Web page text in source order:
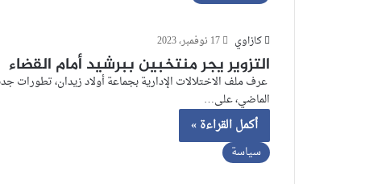
كازاوي 17 نوفمبر، 2023
التزوير يجر منتخبين ببرشيد أمام القضاء
عرف ملف الاختلالات الإدارية بجماعة أولاد زيدان، تطورات
الماضي، على…
أكمل القراءة »
سياسة